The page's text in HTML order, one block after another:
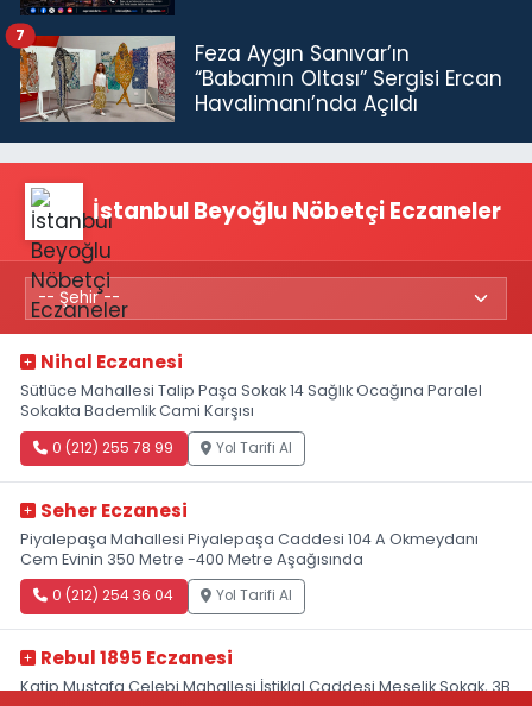
Feza Aygın Sanıvar’ın
“Babamın Oltası” Sergisi Ercan
Havalimanı’nda Açıldı
7
İstanbul Beyoğlu Nöbetçi Eczaneler
Nihal Eczanesi
Sütlüce Mahallesi Talip Paşa Sokak 14 Sağlık Ocağına Paralel
Sokakta Bademlik Cami Karşısı
0 (212) 255 78 99 Yol Tarifi Al
Seher Eczanesi
Piyalepaşa Mahallesi Piyalepaşa Caddesi 104 A Okmeydanı
Cem Evinin 350 Metre -400 Metre Aşağısında
0 (212) 254 36 04 Yol Tarifi Al
Rebul 1895 Eczanesi
Katip Mustafa Çelebi Mahallesi İstiklal Caddesi Meşelik Sokak, 3B